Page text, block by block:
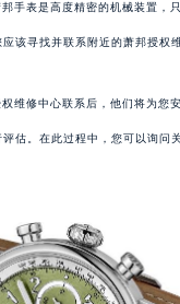
表是高度精密的机械装置，
该寻找并联系附近的萧邦授权
修中心联系后，他们将为您
估。在此过程中，您可以询问